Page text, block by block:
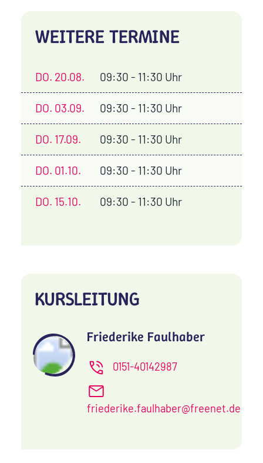
WEITERE TERMINE
DO. 20.08. 09:30 - 11:30 Uhr
DO. 03.09. 09:30 - 11:30 Uhr
DO. 17.09. 09:30 - 11:30 Uhr
DO. 01.10. 09:30 - 11:30 Uhr
DO. 15.10. 09:30 - 11:30 Uhr
KURSLEITUNG
Friederike Faulhaber
0151-40142987
friederike.faulhaber@freenet.de